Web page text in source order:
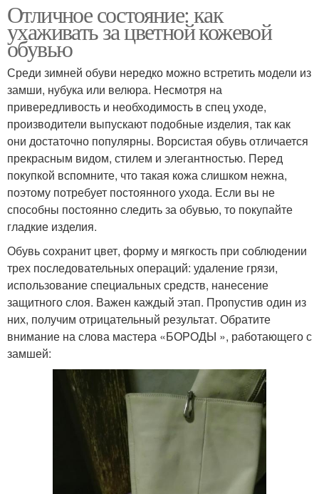
Отличное состояние: как
ухаживать за цветной кожевой
обувью
Среди зимней обуви нередко можно встретить модели из
замши, нубука или велюра. Несмотря на
привередливость и необходимость в спец уходе,
производители выпускают подобные изделия, так как
они достаточно популярны. Ворсистая обувь отличается
прекрасным видом, стилем и элегантностью. Перед
покупкой вспомните, что такая кожа слишком нежна,
поэтому потребует постоянного ухода. Если вы не
способны постоянно следить за обувью, то покупайте
гладкие изделия.
Обувь сохранит цвет, форму и мягкость при соблюдении
трех последовательных операций: удаление грязи,
использование специальных средств, нанесение
защитного слоя. Важен каждый этап. Пропустив один из
них, получим отрицательный результат. Обратите
внимание на слова мастера «БОРОДЫ », работающего с
замшей: